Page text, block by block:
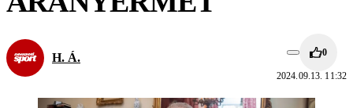
H. Á. 0
2024.09.13. 11:32